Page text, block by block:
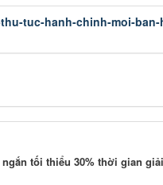
tuc-hanh-chinh-moi-
tối thiểu 30% thời gian